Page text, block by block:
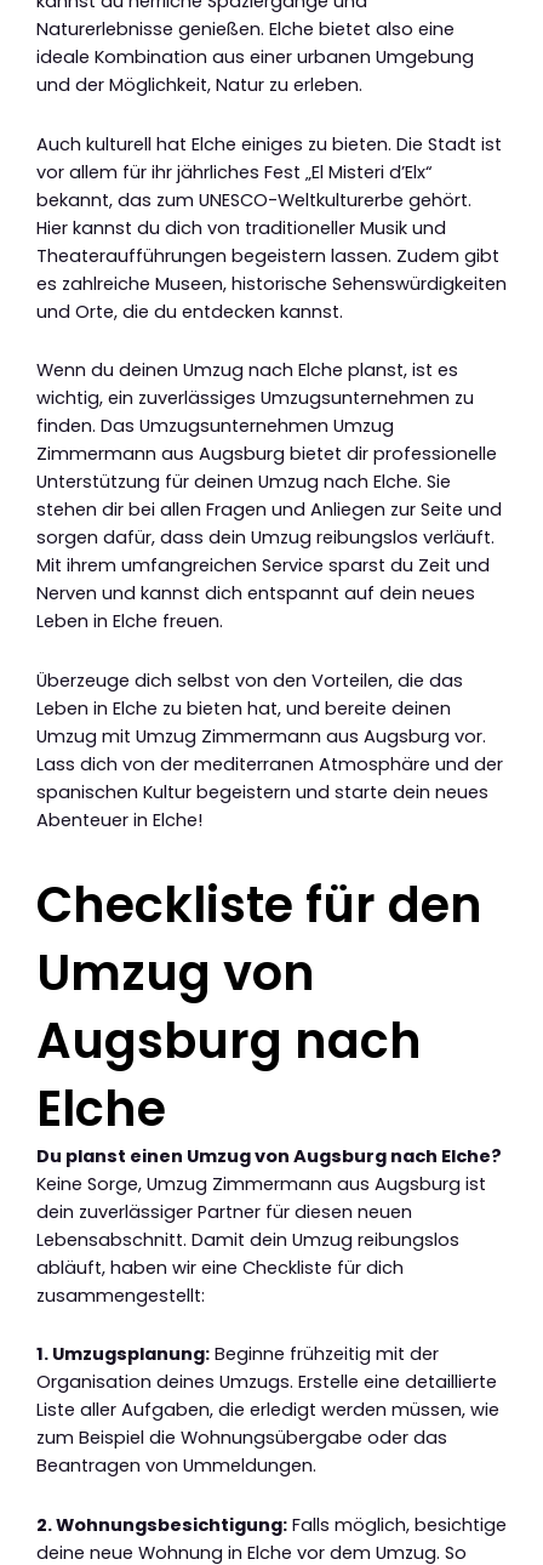
Naturerlebnisse genießen. Elche bietet also eine
ideale Kombination aus einer urbanen Umgebung
und der Möglichkeit, Natur zu erleben.
Auch kulturell hat Elche einiges zu bieten. Die Stadt ist
vor allem für ihr jährliches Fest „El Misteri d’Elx“
bekannt, das zum UNESCO-Weltkulturerbe gehört.
Hier kannst du dich von traditioneller Musik und
Theateraufführungen begeistern lassen. Zudem gibt
es zahlreiche Museen, historische Sehenswürdigkeiten
und Orte, die du entdecken kannst.
Wenn du deinen Umzug nach Elche planst, ist es
wichtig, ein zuverlässiges Umzugsunternehmen zu
finden. Das Umzugsunternehmen Umzug
Zimmermann aus Augsburg bietet dir professionelle
Unterstützung für deinen Umzug nach Elche. Sie
stehen dir bei allen Fragen und Anliegen zur Seite und
sorgen dafür, dass dein Umzug reibungslos verläuft.
Mit ihrem umfangreichen Service sparst du Zeit und
Nerven und kannst dich entspannt auf dein neues
Leben in Elche freuen.
Überzeuge dich selbst von den Vorteilen, die das
Leben in Elche zu bieten hat, und bereite deinen
Umzug mit Umzug Zimmermann aus Augsburg vor.
Lass dich von der mediterranen Atmosphäre und der
spanischen Kultur begeistern und starte dein neues
Abenteuer in Elche!
Checkliste für den
Umzug von
Augsburg nach
Elche
Du planst einen Umzug von Augsburg nach Elche?
Keine Sorge, Umzug Zimmermann aus Augsburg ist
dein zuverlässiger Partner für diesen neuen
Lebensabschnitt. Damit dein Umzug reibungslos
abläuft, haben wir eine Checkliste für dich
zusammengestellt:
1. Umzugsplanung: Beginne frühzeitig mit der
Organisation deines Umzugs. Erstelle eine detaillierte
Liste aller Aufgaben, die erledigt werden müssen, wie
zum Beispiel die Wohnungsübergabe oder das
Beantragen von Ummeldungen.
2. Wohnungsbesichtigung: Falls möglich, besichtige
deine neue Wohnung in Elche vor dem Umzug. So